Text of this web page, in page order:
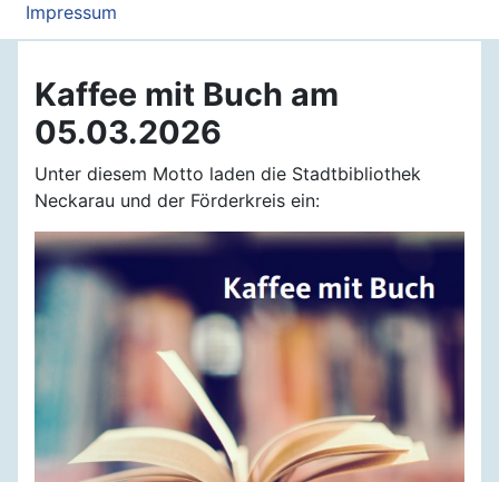
Impressum
Kaffee mit Buch am
05.03.2026
Unter diesem Motto laden die Stadtbibliothek
Neckarau und der Förderkreis ein: